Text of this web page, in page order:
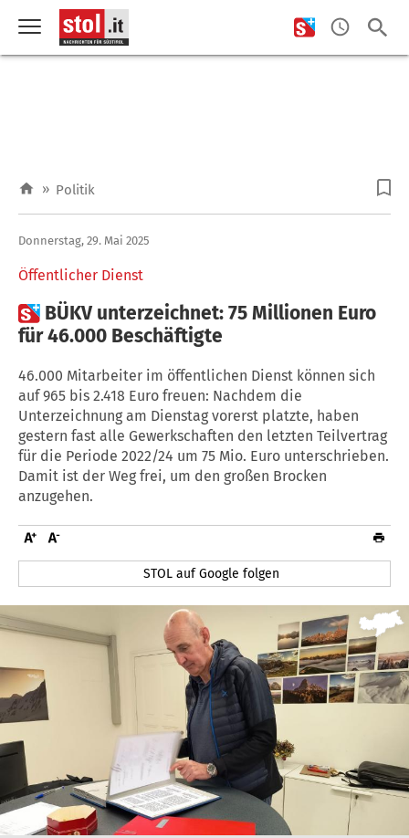
» Politik
Öffentlicher Dienst
Donnerstag, 29. Mai 2025
 BÜKV unterzeichnet: 75 Millionen Euro
für 46.000 Beschäftigte
46.000 Mitarbeiter im öffentlichen Dienst können sich
auf 965 bis 2.418 Euro freuen: Nachdem die
Unterzeichnung am Dienstag vorerst platzte, haben
gestern fast alle Gewerkschaften den letzten Teilvertrag
für die Periode 2022/24 um 75 Mio. Euro unterschrieben.
Damit ist der Weg frei, um den großen Brocken
anzugehen.
STOL auf Google folgen